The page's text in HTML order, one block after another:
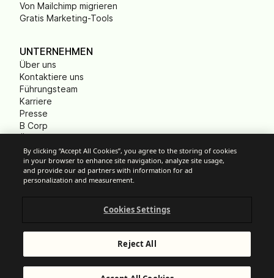
Von Mailchimp migrieren
Gratis Marketing-Tools
UNTERNEHMEN
Über uns
Kontaktiere uns
Führungsteam
Karriere
Presse
B Corp
Gemeinnützige
Organisationen (NPO)
Cookie-Einstellungen
Allgemeine Nutzungsbedingungen
© Brevo 2026. Alle Rechte vorbehalten.
By clicking “Accept All Cookies”, you agree to the storing of cookies
in your browser to enhance site navigation, analyze site usage,
and provide our ad partners with information for ad
personalization and measurement.
Cookies Settings
Reject All